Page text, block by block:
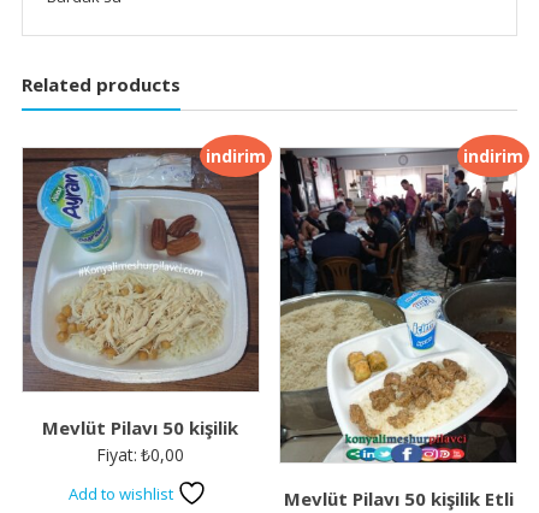
Related products
indirim
Mevlüt Pilavı 50 kişilik
Fiyat: ₺0,00
Add to wishlist
indirim
Mevlüt Pilavı 50 kişilik Etli